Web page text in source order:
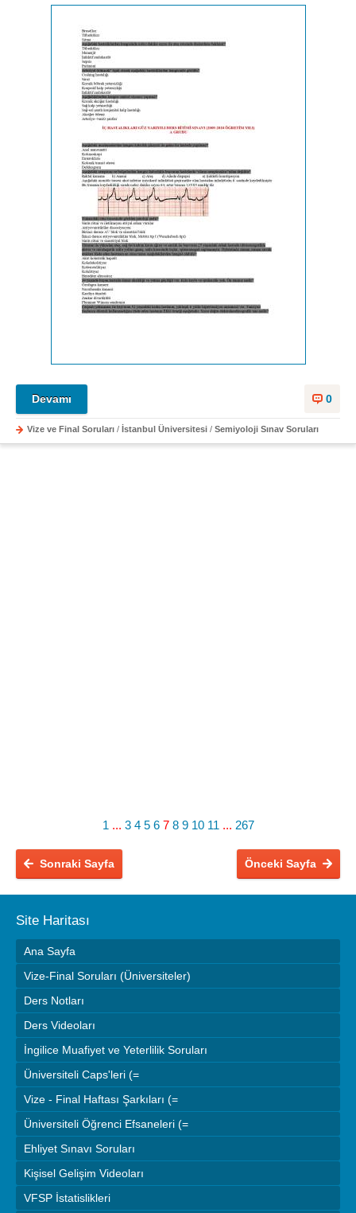
0
Devamı
Vize ve Final Soruları / İstanbul Üniversitesi / Semiyoloji Sınav Soruları
1 ... 3 4 5 6 7 8 9 10 11 ... 267
Önceki Sayfa
Sonraki Sayfa
Site Haritası
Ana Sayfa
Vize-Final Soruları (Üniversiteler)
Ders Notları
Ders Videoları
İngilice Muafiyet ve Yeterlilik Soruları
Üniversiteli Caps'leri (=
Vize - Final Haftası Şarkıları (=
Üniversiteli Öğrenci Efsaneleri (=
Ehliyet Sınavı Soruları
Kişisel Gelişim Videoları
VFSP İstatislikleri